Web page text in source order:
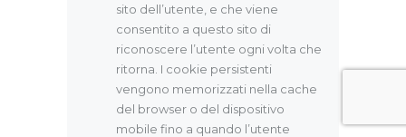
sito dell’utente, e che viene
consentito a questo sito di
riconoscere l’utente ogni volta che
ritorna. I cookie persistenti
vengono memorizzati nella cache
del browser o del dispositivo
mobile fino a quando l’utente